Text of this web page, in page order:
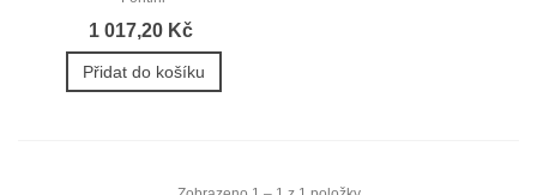
1 017,20 Kč
Přidat do košíku